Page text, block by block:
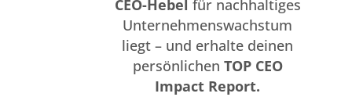
CEO-Hebel für nachhaltiges
Unternehmenswachstum
liegt – und erhalte deinen
persönlichen TOP CEO
Impact Report.